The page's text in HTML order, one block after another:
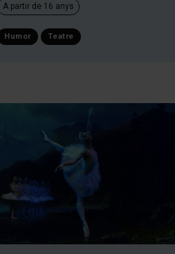
A partir de 16 anys
Humor Teatre